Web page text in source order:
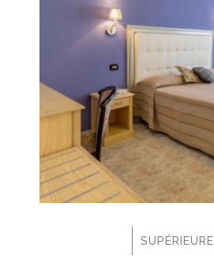
SUPÉRIEURE